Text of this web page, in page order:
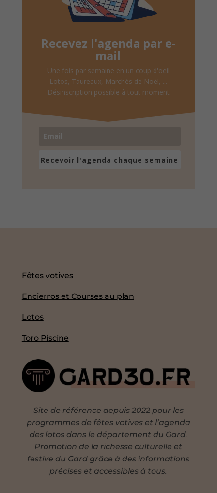
Recevez l'agenda par e-
mail
Une fois par semaine en un coup d'oeil
Lotos, Taureaux, Marchés de Noël, ...
Désinscription possible à tout moment
Recevoir l'agenda chaque semaine
Fêtes votives
Encierros et Courses au plan
Lotos
Toro Piscine
Site de référence depuis 2022 pour les
programmes de fêtes votives et l’agenda
des lotos dans le département du Gard.
Promotion de la richesse culturelle et
festive du Gard grâce à des informations
précises et accessibles à tous.